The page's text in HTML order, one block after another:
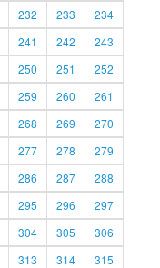
232 233
234
241 242
243
250 251
252
259 260
261
268 269
270
277 278
279
286 287
288
295 296
297
304 305
306
313 314
315